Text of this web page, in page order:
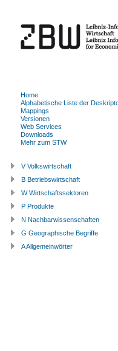
Home
Alphabetische Liste der
Mappings
Versionen
Web Services
Downloads
Mehr zum STW
V Volkswirtschaft
B Betriebswirtschaft
W Wirtschaftssektoren
P Produkte
N Nachbarwissenschaften
G Geographische Begriffe
A Allgemeinwörter